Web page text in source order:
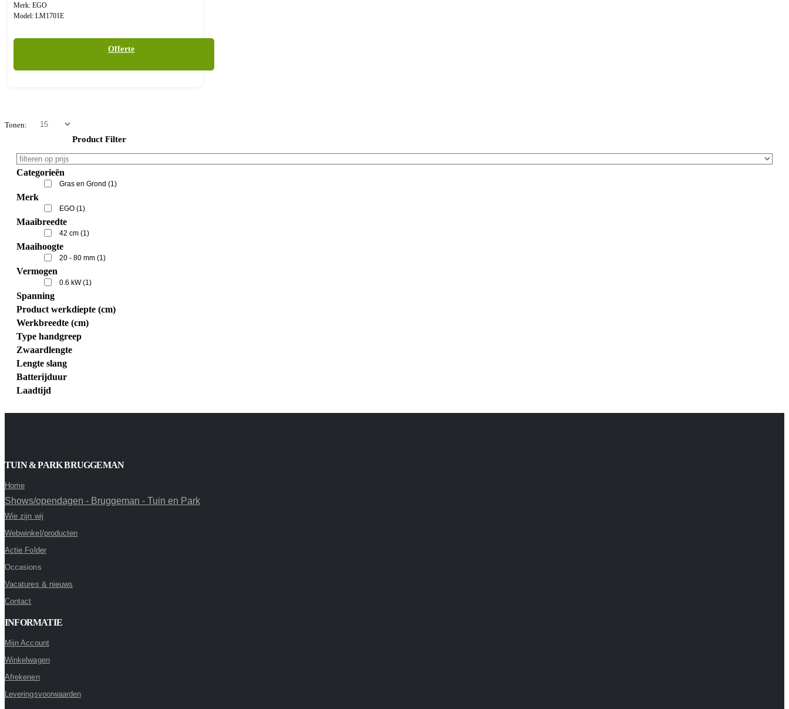
Merk: EGO
Model: LM1701E
Offerte
Tonen:
Product Filter
Categorieën
Gras en Grond (1)
Merk
EGO (1)
Maaibreedte
42 cm (1)
Maaihoogte
20 - 80 mm (1)
Vermogen
0.6 kW (1)
Spanning
Product werkdiepte (cm)
Werkbreedte (cm)
Type handgreep
Zwaardlengte
Lengte slang
Batterijduur
Laadtijd
TUIN & PARK BRUGGEMAN
Home
Shows/opendagen - Bruggeman - Tuin en Park
Wie zijn wij
Webwinkel/producten
Actie Folder
Occasions
Vacatures & nieuws
Contact
INFORMATIE
Mijn Account
Winkelwagen
Afrekenen
Leveringsvoorwaarden